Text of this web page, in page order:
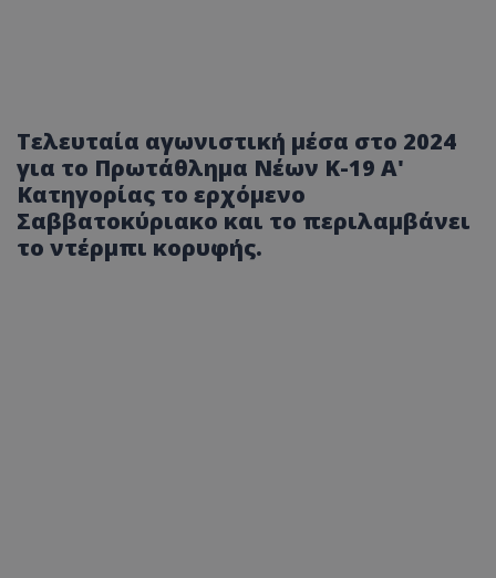
Τελευταία αγωνιστική μέσα στο 2024
για το Πρωτάθλημα Νέων Κ-19 Α'
Κατηγορίας το ερχόμενο
Σαββατοκύριακο και το περιλαμβάνει
το ντέρμπι κορυφής.